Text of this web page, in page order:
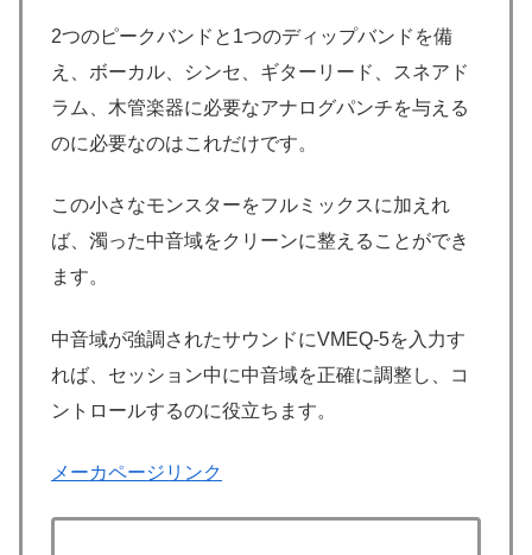
2つのピークバンドと1つのディップバンドを備
え、ボーカル、シンセ、ギターリード、スネアド
ラム、木管楽器に必要なアナログパンチを与える
のに必要なのはこれだけです。
この小さなモンスターをフルミックスに加えれ
ば、濁った中音域をクリーンに整えることができ
ます。
中音域が強調されたサウンドにVMEQ-5を入力す
れば、セッション中に中音域を正確に調整し、コ
ントロールするのに役立ちます。
メーカページリンク